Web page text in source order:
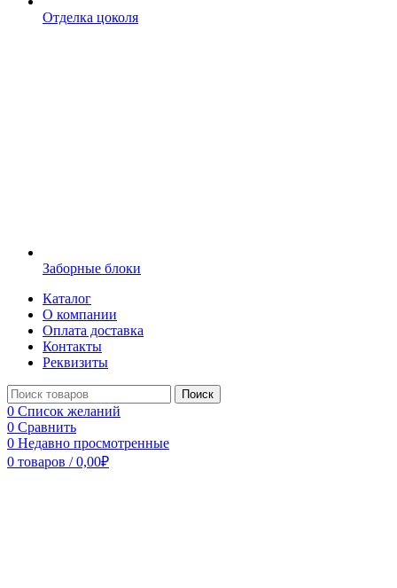
Отделка цоколя
Заборные блоки
Каталог
О компании
Оплата доставка
Контакты
Реквизиты
Поиск
0 Список желаний
0 Сравнить
0 Недавно просмотренные
0 товаров / 0,00₽